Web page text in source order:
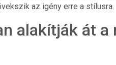
az igény erre a stílusra.
alakítják át a